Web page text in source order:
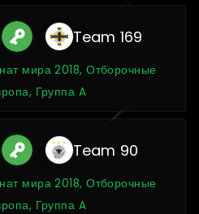
Team 169
мира 2018, Отборочные
Группа A
Team 90
мира 2018, Отборочные
Группа A